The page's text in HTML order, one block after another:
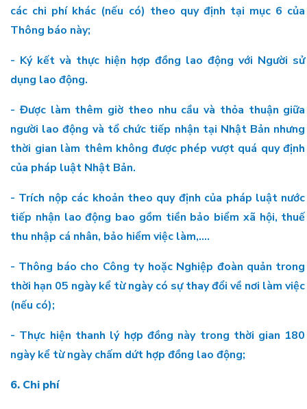
các chi phí khác (nếu có) theo quy định tại mục 6 của
Thông báo này;
- Ký kết và thực hiện hợp đồng lao động với Người sử
dụng lao động.
- Được làm thêm giờ theo nhu cầu và thỏa thuận giữa
người lao động và tổ chức tiếp nhận tại Nhật Bản nhưng
thời gian làm thêm không được phép vượt quá quy định
của pháp luật Nhật Bản.
- Trích nộp các khoản theo quy định của pháp luật nước
tiếp nhận lao động bao gồm tiền bảo biểm xã hội, thuế
thu nhập cá nhân, bảo hiểm việc làm,....
- Thông báo cho Công ty hoặc Nghiệp đoàn quản trong
thời hạn 05 ngày kể từ ngày có sự thay đổi về nơi làm việc
(nếu có);
- Thực hiện thanh lý hợp đồng này trong thời gian 180
ngày kể từ ngày chấm dứt hợp đồng lao động;
6. Chi phí